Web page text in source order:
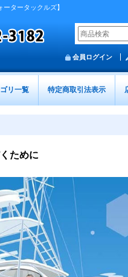
タータックルズ】
会員ログイン
リ一覧 特定商取引法表示
ために